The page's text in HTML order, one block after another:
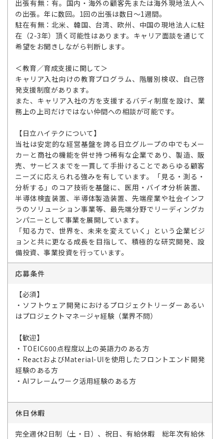
出張有無：有。国内・海外の顧客先または海外現地法人へ
の出張。年に数回。1回の出張は数日～1週間。
駐在有無：北米、韓国、台湾、欧州、中国の現地法人に駐
在（2-3年）頂く可能性はあります。キャリア面談を通じて
希望をお聞きしながら判断します。
＜教育／育成支援に関して＞
キャリア入社向けの教育プログラム、階層別検収、自己啓
発支援制度があります。
また、キャリア入社の方を支援するバディ制度を設け、業
務上の上司だけではない仲間への相談が可能です。
【日立ハイテクについて】
当社は安定的な経営基盤を誇る日立グループの中でもメー
カーと商社の機能を併せ持つ稀有な企業であり、製造、販
売、サービスまでを一貫して手掛けることであらゆる顧客
ニーズに応えられる強みを有しています。「見る・測る・
分析する」のコア技術を基盤に、医用・バイオ分析装置、
半導体検査装置、半導体製造装置、先端産業や社会インフ
ラのソリューション事業等、最先端分野でリーディングカ
ンパニーとして事業を展開しています。
「知る力で、世界を、未来を変えていく」という企業ビジ
ョンと共に更なる成長を目指して、積極的な研究開発、設
備投資、事業投資を行っています。
応募条件
【必須】
・ソフトウェア開発におけるプロジェクトリーダーあるい
はプロジェクトマネージャ経験（業界不問）
【歓迎】
・TOEIC600点程度以上の英語力のある方
・ReactおよびMaterial-UIを使用したフロントエンド開発
経験のある方
・AIフレームワーク活用経験のある方
休日休暇
完全週休2日制（土・日）、祝日、有給休暇 総年次有給休